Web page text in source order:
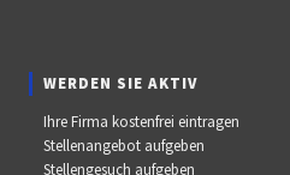
WERDEN SIE AKTIV
Ihre Firma kostenfrei eintragen
Stellenangebot aufgeben
Stellengesuch aufgeben